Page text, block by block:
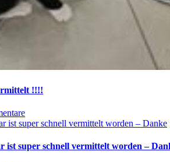
!!!!
ist super schnell vermittelt worden –